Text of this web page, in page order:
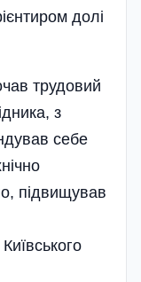
долі
трудовий
з
себе
підвищував